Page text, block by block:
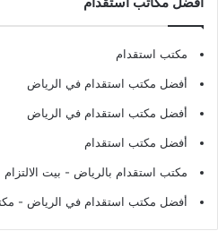
مكتب استقدام
أفضل مكتب استقدام في الرياض
أفضل مكتب استقدام في الرياض
أفضل مكتب استقدام
مكتب استقدام بالرياض - بيت الالتزام
أفضل مكتب استقدام في الرياض -